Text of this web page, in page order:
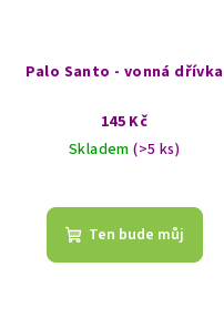
Palo Santo - vonná dřívka
145 Kč
Skladem(>5 ks)
hodnocení
produktu
Ten bude můj